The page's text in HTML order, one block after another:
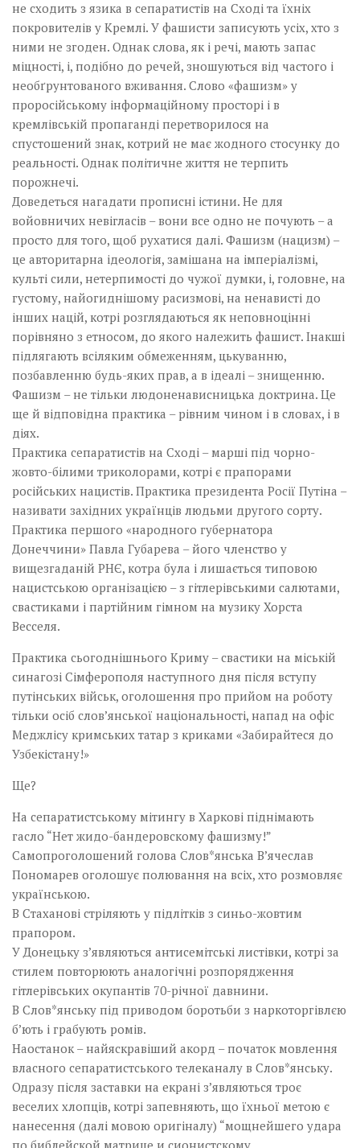
не сходить з язика в сепаратистів на Сході та їхніх
покровителів у Кремлі. У фашисти записують усіх, хто з
ними не згоден. Однак слова, як і речі, мають запас
міцності, і, подібно до речей, зношуються від частого і
необґрунтованого вживання. Слово «фашизм» у
проросійському інформаційному просторі і в
кремлівській пропаганді перетворилося на
спустошений знак, котрий не має жодного стосунку до
реальності. Однак політичне життя не терпить
порожнечі.
Доведеться нагадати прописні істини. Не для
войовничих невігласів – вони все одно не почують – а
просто для того, щоб рухатися далі. Фашизм (нацизм) –
це авторитарна ідеологія, замішана на імперіалізмі,
культі сили, нетерпимості до чужої думки, і, головне, на
густому, найогиднішому расизмові, на ненависті до
інших націй, котрі розглядаються як неповноцінні
порівняно з етносом, до якого належить фашист. Інакші
підлягають всіляким обмеженням, цькуванню,
позбавленню будь-яких прав, а в ідеалі – знищенню.
Фашизм – не тільки людоненависницька доктрина. Це
ще й відповідна практика – рівним чином і в словах, і в
діях.
Практика сепаратистів на Сході – марші під чорно-
жовто-білими триколорами, котрі є прапорами
російських нацистів. Практика президента Росії Путіна –
називати західних українців людьми другого сорту.
Практика першого «народного губернатора
Донеччини» Павла Губарева – його членство у
вищезгаданій РНЄ, котра була і лишається типовою
нацистською організацією – з гітлерівськими салютами,
свастиками і партійним гімном на музику Хорста
Весселя.
Практика сьогоднішнього Криму – свастики на міській
синагозі Сімферополя наступного дня після вступу
путінських військ, оголошення про прийом на роботу
тільки осіб слов’янської національності, напад на офіс
Меджлісу кримських татар з криками «Забирайтеся до
Узбекістану!»
Ще?
На сепаратистському мітингу в Харкові піднімають
гасло “Нет жидо-бандеровскому фашизму!”
Самопроголошений голова Слов*янська В’ячеслав
Пономарев оголошує полювання на всіх, хто розмовляє
українською.
В Стаханові стріляють у підлітків з синьо-жовтим
прапором.
У Донецьку з’являються антисемітські листівки, котрі за
стилем повторюють аналогічні розпорядження
гітлерівських окупантів 70-річної давнини.
В Слов*янську під приводом боротьби з наркоторгівлєю
б’ють і грабують ромів.
Наостанок – найяскравіший акорд – початок мовлення
власного сепаратистського телеканалу в Слов*янську.
Одразу після заставки на екрані з’являються троє
веселих хлопців, котрі запевняють, що їхньої метою є
нанесення (далі мовою оригіналу) “мощнейшего удара
по библейской матрице и сионистскому